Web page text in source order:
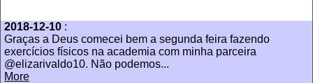
2018-12-10 :
Graças a Deus comecei bem a segunda feira fazendo
exercícios físicos na academia com minha parceira
@elizarivaldo10. Não podemos...
More